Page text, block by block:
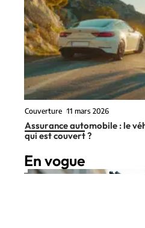
Couverture 11 mars 2026
Assurance automobile : le
qui est couvert ?
En vogue